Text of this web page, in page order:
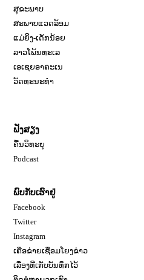
ສຸຂະພາບ
ສະພາບແວດລ້ອມ
ແມ່ຍິງ-ເດັກນ້ອຍ
ລາວໂພ້ນທະເລ
ເອເຊຍອາຄະເນ
ວັດທະນະທຳ
ຟັງສຽງ
ຄື້ນວິທະຍຸ
Podcast
ພົບກັບເຮົາຢູ່
Facebook
TwitterOpens in new window
Instagram
ເຄືອຂ່າຍເຊື່ອມໂຍງຂ່າວ
ເລື່ອງທີ່ເກັບບັນທຶກໄວ້